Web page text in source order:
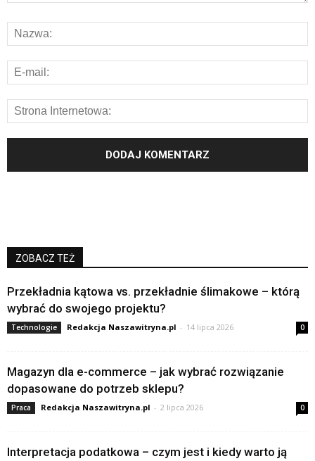
ZOBACZ TEŻ
Przekładnia kątowa vs. przekładnie ślimakowe – którą
wybrać do swojego projektu?
Technologie Redakcja Naszawitryna.pl - 14 lipca 2026 0
Magazyn dla e-commerce – jak wybrać rozwiązanie
dopasowane do potrzeb sklepu?
Praca Redakcja Naszawitryna.pl - 2 lipca 2026 0
Interpretacja podatkowa – czym jest i kiedy warto ją